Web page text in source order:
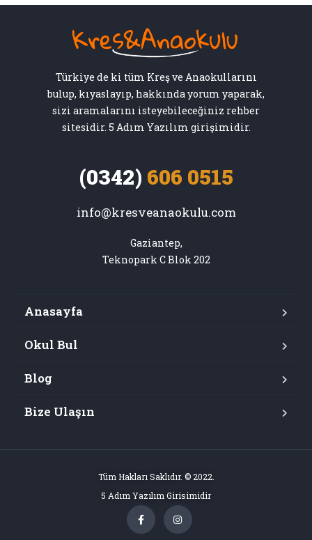
Türkiye de ki tüm Kreş ve Anaokullarını
bulup, kıyaslayıp, hakkında yorum yaparak,
sizi aramalarını isteyebileceğiniz rehber
sitesidir. 5 Adım Yazılım girişimidir.
(0342) 606 0515
info@kresveanaokulu.com
Gaziantep,
Teknopark C Blok 202
Anasayfa
Okul Bul
Blog
Bize Ulaşın
Tüm Hakları Saklıdır. © 2022.
5 Adım Yazılım Girisimidir